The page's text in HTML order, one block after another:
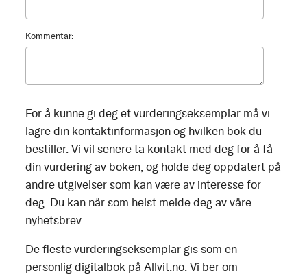
Kommentar:
For å kunne gi deg et vurderingseksemplar må vi
lagre din kontaktinformasjon og hvilken bok du
bestiller. Vi vil senere ta kontakt med deg for å få
din vurdering av boken, og holde deg oppdatert på
andre utgivelser som kan være av interesse for
deg. Du kan når som helst melde deg av våre
nyhetsbrev.
De fleste vurderingseksemplar gis som en
personlig digitalbok på Allvit.no. Vi ber om